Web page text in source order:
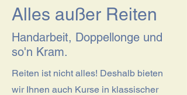
Alles außer Reiten
Handarbeit, Doppellonge und
so'n Kram.
Reiten ist nicht alles! Deshalb bieten
wir Ihnen auch Kurse in klassischer